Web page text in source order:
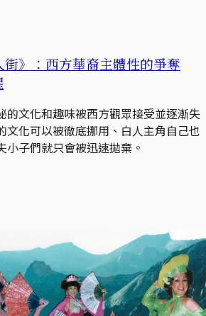
街》：西方華裔主體性的爭奪
的文化和趣味被西方觀眾接受並逐漸失
文化可以被徹底挪用、白人主角自己也
小子們就只會被迅速拋棄。